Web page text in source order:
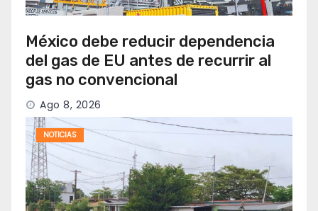
México debe reducir dependencia
del gas de EU antes de recurrir al
gas no convencional
Ago 8, 2026
NOTICIAS